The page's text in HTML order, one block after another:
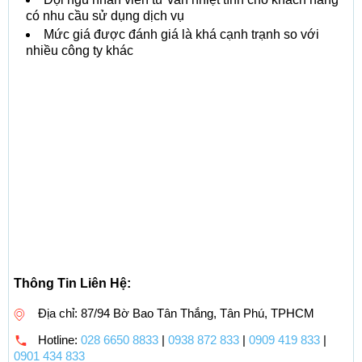
có nhu cầu sử dụng dịch vụ
Mức giá được đánh giá là khá cạnh trạnh so với
nhiều công ty khác
Thông Tin Liên Hệ:
Địa chỉ: 87/94 Bờ Bao Tân Thắng, Tân Phú, TPHCM
Hotline: 028 6650 8833 | 0938 872 833 | 0909 419 833 |
0901 434 833